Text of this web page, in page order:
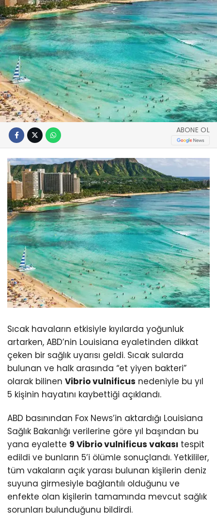
ABONE OL
Sıcak havaların etkisiyle kıyılarda yoğunluk
artarken, ABD’nin Louisiana eyaletinden dikkat
çeken bir sağlık uyarısı geldi. Sıcak sularda
bulunan ve halk arasında “et yiyen bakteri”
olarak bilinen Vibrio vulnificus nedeniyle bu yıl
5 kişinin hayatını kaybettiği açıklandı.
ABD basınından Fox News’in aktardığı Louisiana
Sağlık Bakanlığı verilerine göre yıl başından bu
yana eyalette 9 Vibrio vulnificus vakası tespit
edildi ve bunların 5’i ölümle sonuçlandı. Yetkililer,
tüm vakaların açık yarası bulunan kişilerin deniz
suyuna girmesiyle bağlantılı olduğunu ve
enfekte olan kişilerin tamamında mevcut sağlık
sorunları bulunduğunu bildirdi.